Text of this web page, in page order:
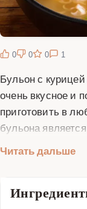
0 0 0 1
Бульон с
очень вкусное и
приготовить в
бульона
блюду
для легкого
Читать дальше